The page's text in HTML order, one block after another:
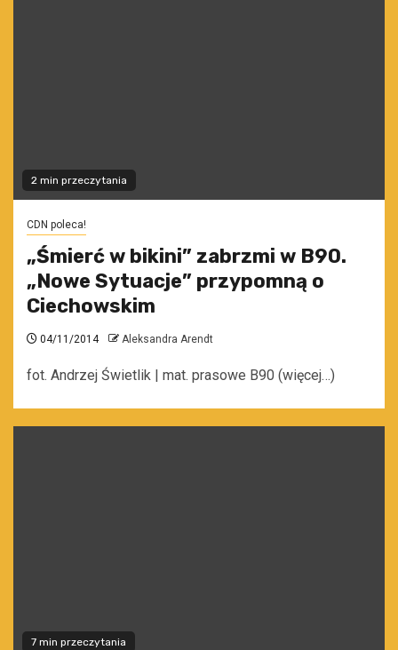
2 min przeczytania
CDN poleca!
„Śmierć w bikini” zabrzmi w B90.
„Nowe Sytuacje” przypomną o
Ciechowskim
04/11/2014 Aleksandra Arendt
fot. Andrzej Świetlik | mat. prasowe B90 (więcej…)
7 min przeczytania